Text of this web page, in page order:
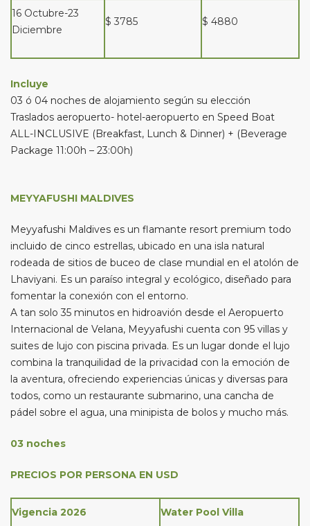
16 Octubre-23
Diciembre
$ 3785 $ 4880
Incluye
03 ó 04 noches de alojamiento según su elección
Traslados aeropuerto- hotel-aeropuerto en Speed Boat
ALL-INCLUSIVE (Breakfast, Lunch & Dinner) + (Beverage
Package 11:00h – 23:00h)
MEYYAFUSHI MALDIVES
Meyyafushi Maldives es un flamante resort premium todo
incluido de cinco estrellas, ubicado en una isla natural
rodeada de sitios de buceo de clase mundial en el atolón de
Lhaviyani. Es un paraíso integral y ecológico, diseñado para
fomentar la conexión con el entorno.
A tan solo 35 minutos en hidroavión desde el Aeropuerto
Internacional de Velana, Meyyafushi cuenta con 95 villas y
suites de lujo con piscina privada. Es un lugar donde el lujo
combina la tranquilidad de la privacidad con la emoción de
la aventura, ofreciendo experiencias únicas y diversas para
todos, como un restaurante submarino, una cancha de
pádel sobre el agua, una minipista de bolos y mucho más.
03 noches
PRECIOS POR PERSONA EN USD
Vigencia 2026 Water Pool Villa